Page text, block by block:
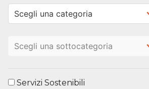
Servizi Sostenibili